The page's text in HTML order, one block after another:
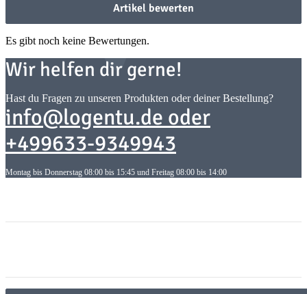
Artikel bewerten
Es gibt noch keine Bewertungen.
Wir helfen dir gerne!
Hast du Fragen zu unseren Produkten oder deiner Bestellung?
info@logentu.de oder
+499633-9349943
Montag bis Donnerstag 08:00 bis 15:45 und Freitag 08:00 bis 14:00